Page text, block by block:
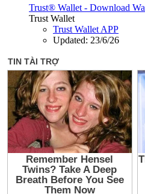
Trust® Wallet - Download
Trust Wallet
Trust Wallet APP
Updated: 23/6/26